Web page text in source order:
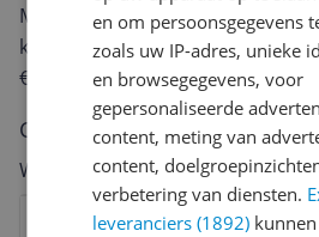
Met jouw mening help je andere
keuze te maken én maak je
€250,-!
Klik hier voor de
Cijfer
Welk cijfer geef jij dit product?
6
5
4
3
2
en om persoonsgegevens
zoals uw IP-adres, unieke
en browsegegevens, voor
gepersonaliseerde
content, meting van
content,
verbetering van diensten.
leveranciers (1892)